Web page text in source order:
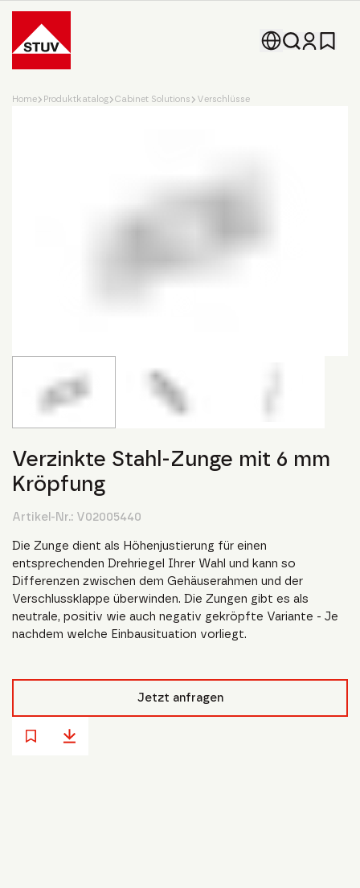
Go To the Homepage
Home Produktkatalog Cabinet Solutions Verschlüsse
Verzinkte Stahl-Zunge mit 6 mm
Kröpfung
Artikel-Nr.: V02005440
Die Zunge dient als Höhenjustierung für einen
entsprechenden Drehriegel Ihrer Wahl und kann so
Differenzen zwischen dem Gehäuserahmen und der
Verschlussklappe überwinden. Die Zungen gibt es als
neutrale, positiv wie auch negativ gekröpfte Variante - Je
nachdem welche Einbausituation vorliegt.
Jetzt anfragen